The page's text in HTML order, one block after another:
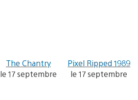
The Chantry
le 17 septembre
Pixel Ripped 1989
le 17 septembre